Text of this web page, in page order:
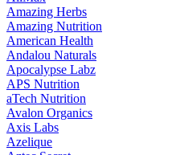
Amazing Herbs
Amazing Nutrition
American Health
Andalou Naturals
Apocalypse Labz
APS Nutrition
aTech Nutrition
Avalon Organics
Axis Labs
Azelique